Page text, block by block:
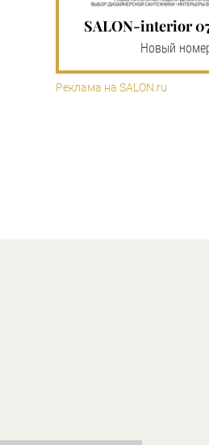
SALON-interior
Новый
Реклама на SALON.ru